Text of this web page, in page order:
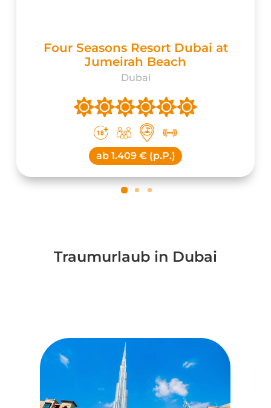
Four Seasons Resort Dubai at
Jumeirah Beach
Dubai
ab 1.409 € (p.P.)
Traumurlaub in Dubai